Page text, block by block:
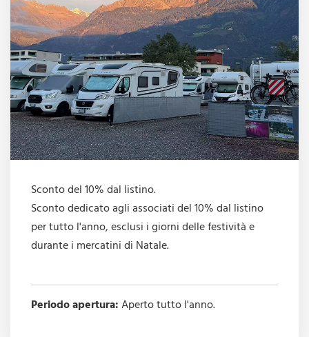
Sconto del 10% dal listino.
Sconto dedicato agli associati del 10% dal listino
per tutto l'anno, esclusi i giorni delle festività e
durante i mercatini di Natale.
Periodo apertura:Aperto tutto l'anno.